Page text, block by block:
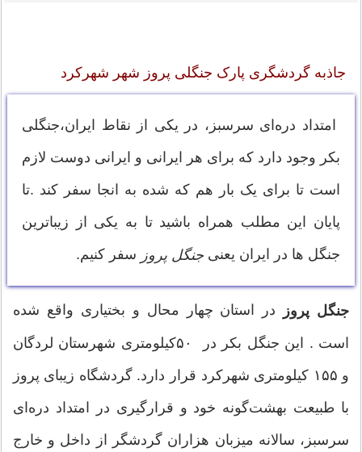
جاذبه گردشگری پارک جنگلی پروز شهر شهرکرد
امتداد دره‌ای سرسبز، در یکی از نقاط ایران،جنگلی
بکر وجود دارد که برای هر ایرانی و ایرانی دوست لازم
است تا برای یک بار هم که شده به انجا سفر کند .تا
پایان این مطلب همراه باشید تا به یکی از زیباترین
جنگل ها در ایران یعنی جنگل پروز سفر کنیم.
جنگل پروز در استان چهار محال و بختیاری واقع شده
است . این جنگل بکر در ۵۰کیلومتری شهرستان لردگان
و ۱۵۵ کیلومتری شهرکرد قرار دارد. گردشگاه زیبای پروز
با طبیعت بهشت‌گونه خود و قرارگیری در امتداد دره‌ای
سرسبز، سالانه میزبان هزاران گردشگر از داخل و خارج